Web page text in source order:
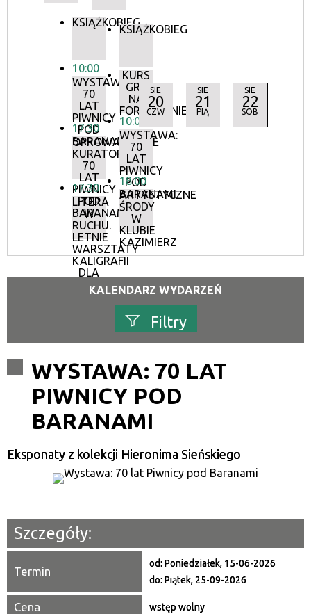
KSIĄŻKOBIEG
10:00
WYSTAWA:
70
LAT
PIWNICY
POD
BARANAMI
17:30
OPROWADZANIE
KURATORSKIE:
70
LAT
PIWNICY
POD
BARANAMI
17:30
LITERA
W
RUCHU.
LETNIE
WARSZTATY
KALIGRAFII
DLA
DOROSŁYCH
KSIĄŻKOBIEG
KURS
GRY
NA
FORTEPIANIE
10:00
WYSTAWA:
70
LAT
PIWNICY
POD
BARANAMI
18:00
ARTYSTYCZNE
ŚRODY
W
KLUBIE
KAZIMIERZ
SIE
20
CZW
SIE
21
PIĄ
SIE
22
SOB
KALENDARZ WYDARZEŃ
Filtry
Kategoria
Trwające w zakresie
—
Miejsce
Promowane
WYSTAWA: 70 LAT
PIWNICY POD
BARANAMI
Eksponaty z kolekcji Hieronima Sieńskiego
Szczegóły:
Termin
od: Poniedziałek, 15-06-2026
do: Piątek, 25-09-2026
Cena wstęp wolny